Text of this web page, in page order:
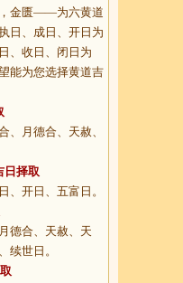
，金匮——为六黄道
日、成日、开日为
、收日、闭日为
能为您选择黄道吉
、月德合、天赦、
日择取
、开日、五富日。
德合、天赦、天
续世日。